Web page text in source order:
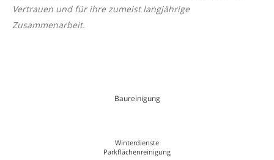
Vertrauen und für ihre zumeist langjährige
Zusammenarbeit.
Baureinigung
Winterdienste
Parkflächenreinigung